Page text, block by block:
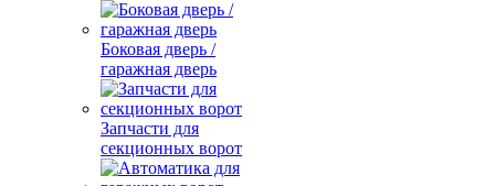
Боковая дверь /
гаражная дверь
Запчасти для
секционных ворот